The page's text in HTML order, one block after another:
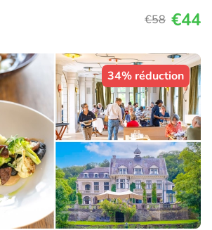
€58 €44
34% réduction